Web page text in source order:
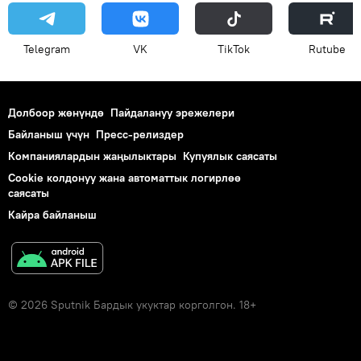
Telegram VK ТikТоk Rutube
Долбоор жөнүндө Пайдалануу эрежелери
Байланыш үчүн Пресс-релиздер
Компаниялардын жаңылыктары Купуялык саясаты
Cookie колдонуу жана автоматтык логирлөө
саясаты
Кайра байланыш
© 2026 Sputnik Бардык укуктар корголгон. 18+